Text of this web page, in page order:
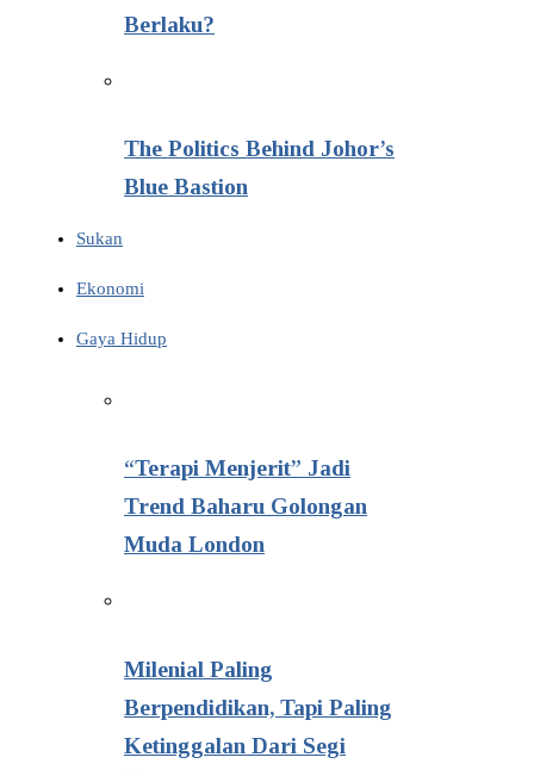
Berlaku?
The Politics Behind Johor’s
Blue Bastion
Sukan
Ekonomi
Gaya Hidup
“Terapi Menjerit” Jadi
Trend Baharu Golongan
Muda London
Milenial Paling
Berpendidikan, Tapi Paling
Ketinggalan Dari Segi